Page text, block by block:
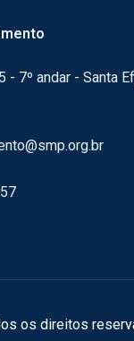
- 7º andar - Santa
os direitos